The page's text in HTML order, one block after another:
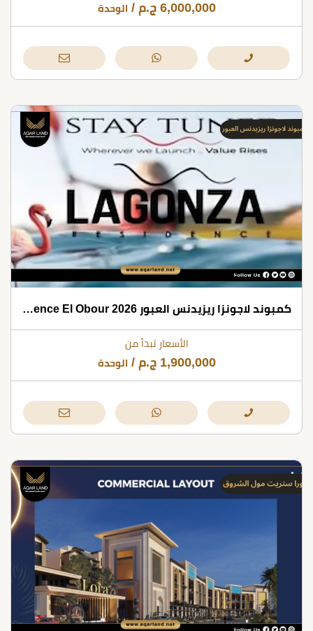
6,000,000 ج.م / الوحدة
كمبوند لاجونزا ريزيدنس العبور 2026 Lagonza Residence El Obour
الأسعار تبدأ من
1,900,000 ج.م / الوحدة